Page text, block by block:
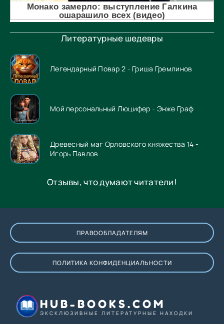
Литературные шедевры
Легендарный Повар 2 - Гриша Гремлинов
Мой персональный Люцифер - Энже Граф
Древесный маг Орловского княжества 14 -
Игорь Павлов
Отзывы, что думают читатели!
ПРАВООБЛАДАТЕЛЯМ
ПОЛИТИКА КОНФИДЕНЦИАЛЬНОСТИ
HUB-BOOKS.COM
ЭКСКЛЮЗИВНЫЕ ЛИТЕРАТУРНЫЕ НАХОДКИ